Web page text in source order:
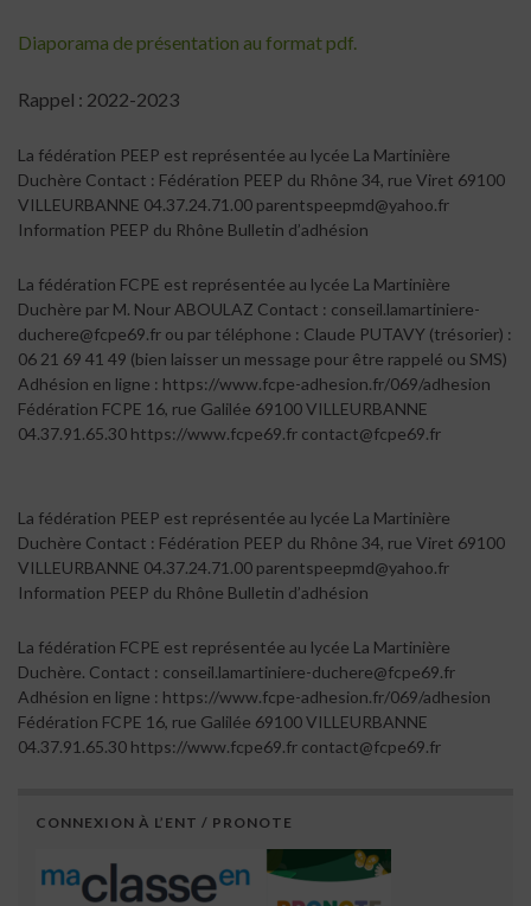
Diaporama de présentation au format pdf.
Rappel : 2022-2023
La fédération PEEP est représentée au lycée La Martinière
Duchère Contact : Fédération PEEP du Rhône 34, rue Viret 69100
VILLEURBANNE 04.37.24.71.00 parentspeepmd@yahoo.fr
Information PEEP du Rhône Bulletin d’adhésion
La fédération FCPE est représentée au lycée La Martinière
Duchère par M. Nour ABOULAZ Contact : conseil.lamartiniere-
duchere@fcpe69.fr ou par téléphone : Claude PUTAVY (trésorier) :
06 21 69 41 49 (bien laisser un message pour être rappelé ou SMS)
Adhésion en ligne : https://www.fcpe-adhesion.fr/069/adhesion
Fédération FCPE 16, rue Galilée 69100 VILLEURBANNE
04.37.91.65.30 https://www.fcpe69.fr contact@fcpe69.fr
La fédération PEEP est représentée au lycée La Martinière
Duchère Contact : Fédération PEEP du Rhône 34, rue Viret 69100
VILLEURBANNE 04.37.24.71.00 parentspeepmd@yahoo.fr
Information PEEP du Rhône Bulletin d’adhésion
La fédération FCPE est représentée au lycée La Martinière
Duchère. Contact : conseil.lamartiniere-duchere@fcpe69.fr
Adhésion en ligne : https://www.fcpe-adhesion.fr/069/adhesion
Fédération FCPE 16, rue Galilée 69100 VILLEURBANNE
04.37.91.65.30 https://www.fcpe69.fr contact@fcpe69.fr
CONNEXION À L’ENT / PRONOTE